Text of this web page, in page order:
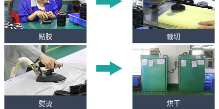
贴胶 裁切
熨烫 烘干